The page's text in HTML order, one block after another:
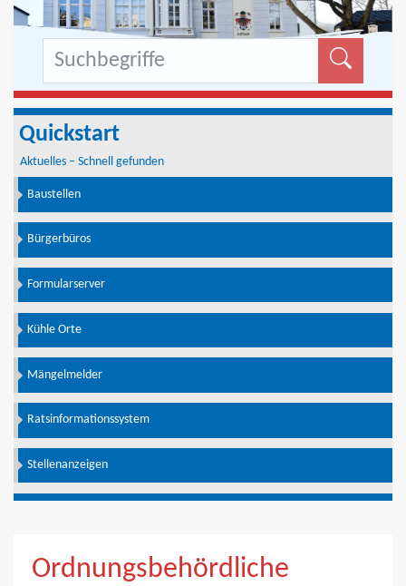
Quickstart
Aktuelles – Schnell gefunden
Baustellen
Bürgerbüros
Formularserver
Kühle Orte
Mängelmelder
Ratsinformationssystem
Stellenanzeigen
Ordnungsbehördliche